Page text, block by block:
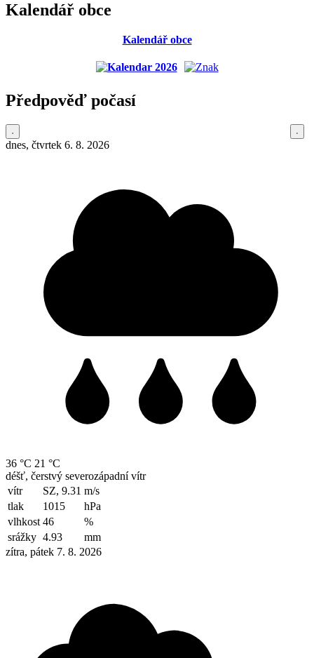
Kalendář obce
Kalendář obce
Předpověď počasí
dnes, čtvrtek 6. 8. 2026
36 °C 21 °C
déšť, čerstvý severozápadní vítr
vítr
SZ, 9.31 m/s
tlak
1015
hPa
vlhkost 46
%
srážky 4.93
mm
zítra, pátek 7. 8. 2026